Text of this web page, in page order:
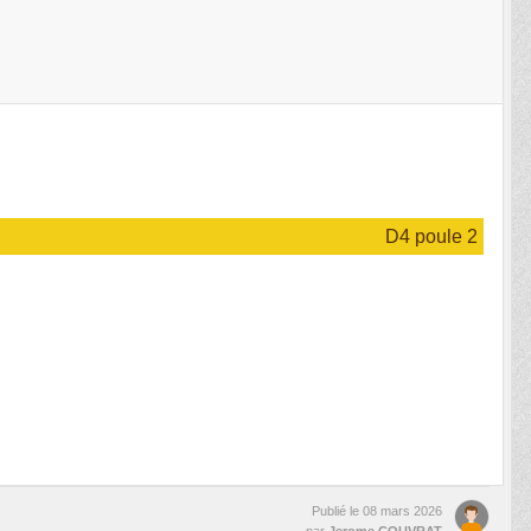
D4 poule 2
Publié le 08 mars 2026